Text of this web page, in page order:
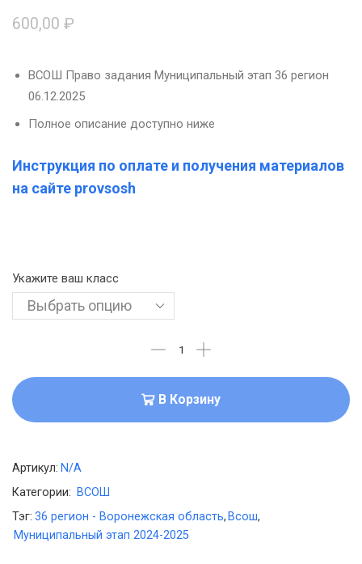
600,00 ₽
ВСОШ Право задания Муниципальный этап 36 регион
06.12.2025
Полное описание доступно ниже
Инструкция по оплате и получения материалов
на сайте provsosh
Укажите ваш класс
В Корзину
Артикул: N/A
Категории: ВСОШ
Тэг: 36 регион - Воронежская область, Всош,
Муниципальный этап 2024-2025